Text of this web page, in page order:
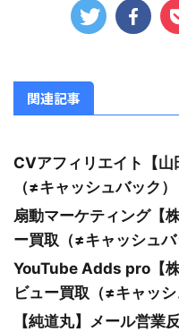
関連記事
CVアフィリエイト【山
（≠キャッシュバック）
扇動マーケティング【
ー買取（≠キャッシュバ
YouTube Adds pro【
ビュー買取（≠キャッシ
【純道丸】メール営業